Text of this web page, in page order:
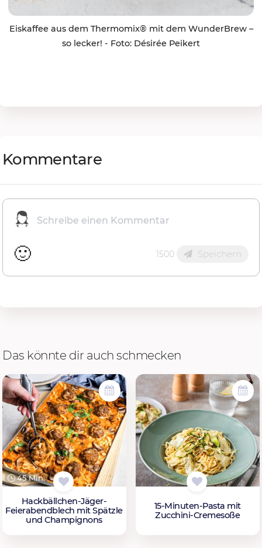
Eiskaffee aus dem Thermomix® mit dem WunderBrew –
so lecker! - Foto: Désirée Peikert
Kommentare
🙂 1500 Speichern
Das könnte dir auch schmecken
45 Min.
Hackbällchen-Jäger-
Feierabendblech mit Spätzle
und Champignons
15-Minuten-Pasta mit
Zucchini-Cremesoße